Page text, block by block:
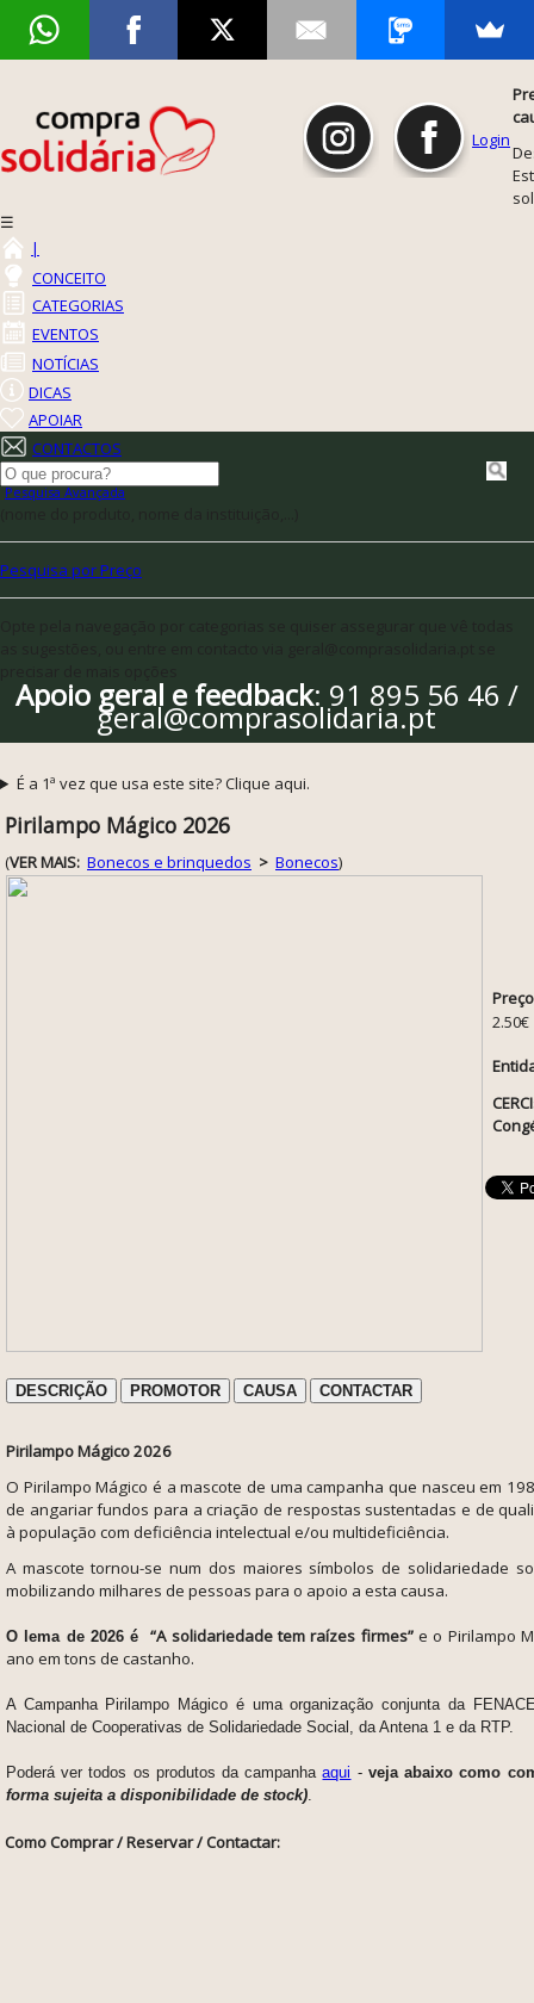
Login
☰
|
CONCEITO
CATEGORIAS
EVENTOS
NOTÍCIAS
DICAS
APOIAR
CONTACTOS
Pesquisa Avançada
Pesquisa por Preço
Apoio geral e feedback: 91 895 56 46 /
geral@comprasolidaria.pt
É a 1ª vez que usa este site? Clique aqui.
Pirilampo Mágico 2026
(VER MAIS: Bonecos e brinquedos > Bonecos)
2.50€
DESCRIÇÃO PROMOTOR CAUSA CONTACTAR
Pirilampo Mágico 2026
O Pirilampo Mágico é a mascote de uma campanha que nasceu em
de angariar fundos para a criação de respostas sustentadas e de
à população com deficiência intelectual e/ou multideficiência.
A mascote tornou-se num dos maiores símbolos de solidariedade
mobilizando milhares de pessoas para o apoio a esta causa.
O lema de 2026 é “A solidariedade tem raízes firmes”e o Pirilampo
ano em tons de castanho.
A Campanha Pirilampo Mágico é uma organização conjunta da
Nacional de Cooperativas de Solidariedade Social, da Antena 1 e da RTP.
Poderá ver todos os produtos da campanhaaqui -veja abaixo como
forma sujeita a disponibilidade de stock)
Como Comprar / Reservar / Contactar: